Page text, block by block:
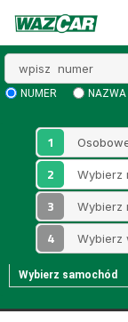
NUMER NAZWA
1
2
3
4
Wybierz samochód